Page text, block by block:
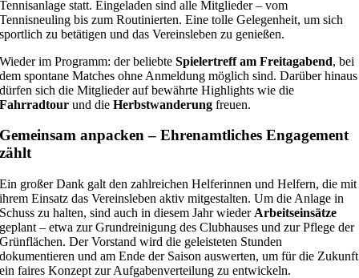
Tennisanlage statt. Eingeladen sind alle Mitglieder – vom
Tennisneuling bis zum Routinierten. Eine tolle Gelegenheit, um sich
sportlich zu betätigen und das Vereinsleben zu genießen.
Wieder im Programm: der beliebteSpielertreff am Freitagabend, bei
dem spontane Matches ohne Anmeldung möglich sind. Darüber hinaus
dürfen sich die Mitglieder auf bewährte Highlights wie die
Fahrradtour und dieHerbstwanderung freuen.
Gemeinsam anpacken – Ehrenamtliches Engagement
zählt
Ein großer Dank galt den zahlreichen Helferinnen und Helfern, die mit
ihrem Einsatz das Vereinsleben aktiv mitgestalten. Um die Anlage in
Schuss zu halten, sind auch in diesem Jahr wieder Arbeitseinsätze
geplant – etwa zur Grundreinigung des Clubhauses und zur Pflege der
Grünflächen. Der Vorstand wird die geleisteten Stunden
dokumentieren und am Ende der Saison auswerten, um für die Zukunft
ein faires Konzept zur Aufgabenverteilung zu entwickeln.